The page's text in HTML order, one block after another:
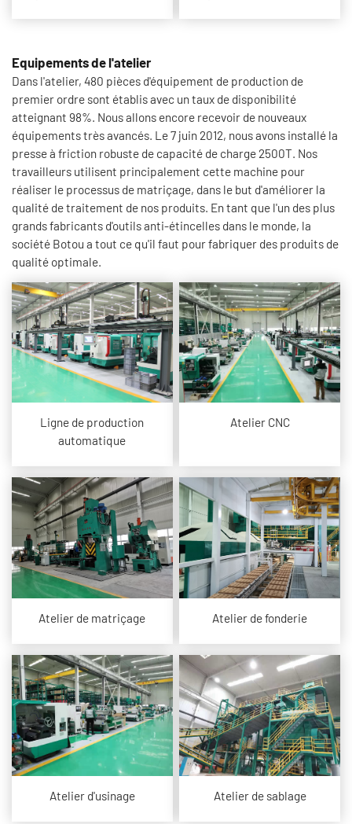
Equipements de l'atelier
Dans l'atelier, 480 pièces d'équipement de production de
premier ordre sont établis avec un taux de disponibilité
atteignant 98%. Nous allons encore recevoir de nouveaux
équipements très avancés. Le 7 juin 2012, nous avons installé la
presse à friction robuste de capacité de charge 2500T. Nos
travailleurs utilisent principalement cette machine pour
réaliser le processus de matriçage, dans le but d'améliorer la
qualité de traitement de nos produits. En tant que l'un des plus
grands fabricants d'outils anti-étincelles dans le monde, la
société Botou a tout ce qu'il faut pour fabriquer des produits de
qualité optimale.
Ligne de production
automatique
Atelier CNC
Atelier de matriçage Atelier de fonderie
Atelier d'usinage Atelier de sablage